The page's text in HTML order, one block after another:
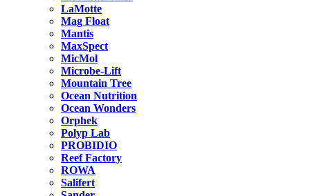
LaMotte
Mag Float
Mantis
MaxSpect
MicMol
Microbe-Lift
Mountain Tree
Ocean Nutrition
Ocean Wonders
Orphek
Polyp Lab
PROBIDIO
Reef Factory
ROWA
Salifert